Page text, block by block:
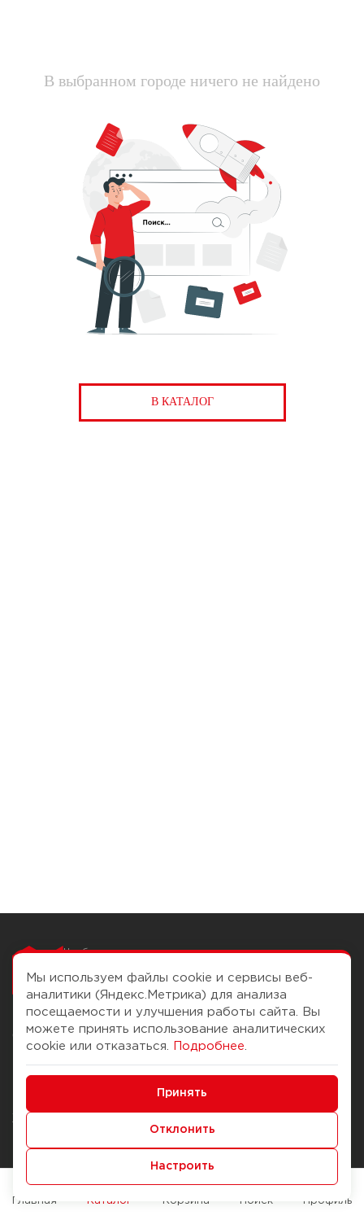
В выбранном городе ничего не найдено
В КАТАЛОГ
Чтобы вам легко
О компании
История Компании
Журнал
Наши марки
Брендирование
Помощь
Доставка и оплата
Способы оплаты
Служба контроля качества
Мы используем файлы cookie и сервисы веб-
аналитики (Яндекс.Метрика) для анализа
посещаемости и улучшения работы сайта. Вы
можете принять использование аналитических
cookie или отказаться.
Подробнее
Принять
Отклонить
Настроить
Главная Каталог Корзина Поиск Профиль